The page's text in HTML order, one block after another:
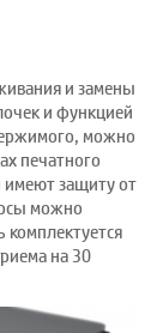
и замены
и функцией
можно
печатного
имеют защиту от
можно
на 30